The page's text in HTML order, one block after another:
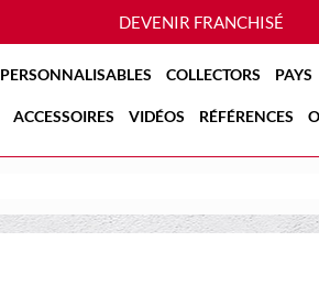
DEVENIR FRANCHISÉ
PERSONNALISABLES COLLECTORS PAYS
ACCESSOIRES VIDÉOS RÉFÉRENCES